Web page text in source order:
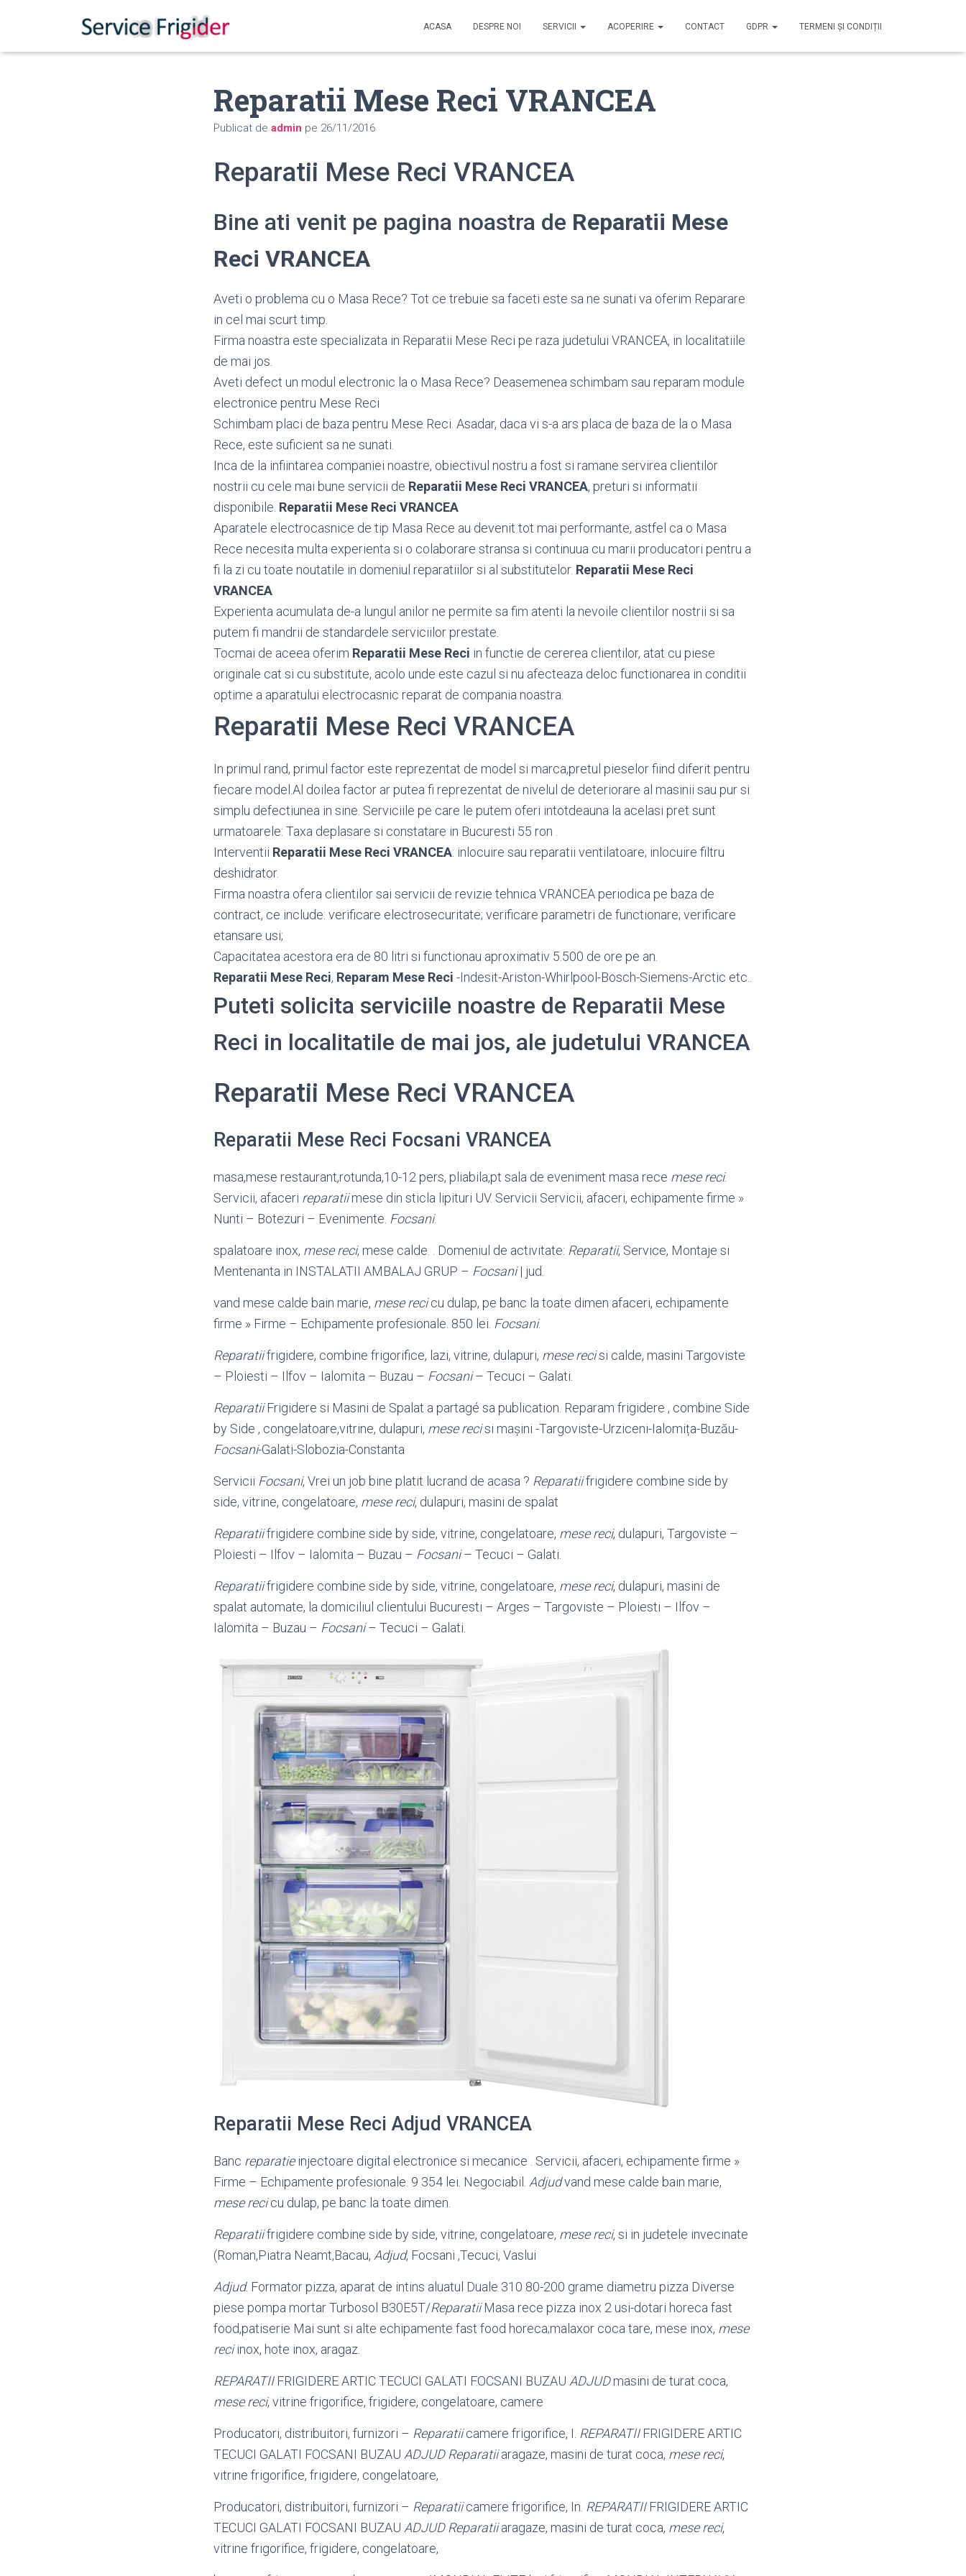
ACASA DESPRE NOI SERVICII ACOPERIRE CONTACT GDPR TERMENI ȘI CONDIȚII
Reparatii Mese Reci VRANCEA
Publicat de admin pe 26/11/2016
Reparatii Mese Reci VRANCEA
Bine ati venit pe pagina noastra de Reparatii Mese
Reci VRANCEA
Aveti o problema cu o Masa Rece? Tot ce trebuie sa faceti este sa ne sunati va oferim Reparare
in cel mai scurt timp.
Firma noastra este specializata in Reparatii Mese Reci pe raza judetului VRANCEA, in localitatiile
de mai jos.
Aveti defect un modul electronic la o Masa Rece? Deasemenea schimbam sau reparam module
electronice pentru Mese Reci
Schimbam placi de baza pentru Mese Reci. Asadar, daca vi s-a ars placa de baza de la o Masa
Rece, este suficient sa ne sunati.
Inca de la infiintarea companiei noastre, obiectivul nostru a fost si ramane servirea clientilor
nostrii cu cele mai bune servicii de Reparatii Mese Reci VRANCEA, preturi si informatii
disponibile. Reparatii Mese Reci VRANCEA
Aparatele electrocasnice de tip Masa Rece au devenit tot mai performante, astfel ca o Masa
Rece necesita multa experienta si o colaborare stransa si continuua cu marii producatori pentru a
fi la zi cu toate noutatile in domeniul reparatiilor si al substitutelor. Reparatii Mese Reci
VRANCEA
Experienta acumulata de-a lungul anilor ne permite sa fim atenti la nevoile clientilor nostrii si sa
putem fi mandrii de standardele serviciilor prestate.
Tocmai de aceea oferim Reparatii Mese Reci in functie de cererea clientilor, atat cu piese
originale cat si cu substitute, acolo unde este cazul si nu afecteaza deloc functionarea in conditii
optime a aparatului electrocasnic reparat de compania noastra.
Reparatii Mese Reci VRANCEA
In primul rand, primul factor este reprezentat de model si marca,pretul pieselor fiind diferit pentru
fiecare model.Al doilea factor ar putea fi reprezentat de nivelul de deteriorare al masinii sau pur si
simplu defectiunea in sine. Serviciile pe care le putem oferi intotdeauna la acelasi pret sunt
urmatoarele: Taxa deplasare si constatare in Bucuresti 55 ron .
Interventii Reparatii Mese Reci VRANCEA: inlocuire sau reparatii ventilatoare; inlocuire filtru
deshidrator.
Firma noastra ofera clientilor sai servicii de revizie tehnica VRANCEA periodica pe baza de
contract, ce include: verificare electrosecuritate; verificare parametri de functionare; verificare
etansare usi;
Capacitatea acestora era de 80 litri si functionau aproximativ 5.500 de ore pe an.
Reparatii Mese Reci, Reparam Mese Reci -Indesit-Ariston-Whirlpool-Bosch-Siemens-Arctic etc..
Puteti solicita serviciile noastre de Reparatii Mese
Reci in localitatile de mai jos, ale judetului VRANCEA
Reparatii Mese Reci VRANCEA
Reparatii Mese Reci Focsani VRANCEA
masa,mese restaurant,rotunda,10-12 pers, pliabila,pt sala de eveniment masa rece mese reci.
Servicii, afaceri reparatiimese din sticla lipituri UV. Servicii Servicii, afaceri, echipamente firme »
Nunti – Botezuri – Evenimente. Focsani.
spalatoare inox, mese reci, mese calde. . Domeniul de activitate: Reparatii, Service, Montaje si
Mentenanta in INSTALATII AMBALAJ GRUP – Focsani| jud.
vand mese calde bain marie, mese recicu dulap, pe banc la toate dimen afaceri, echipamente
firme » Firme – Echipamente profesionale. 850 lei. Focsani.
Reparatiifrigidere, combine frigorifice, lazi, vitrine, dulapuri, mese recisi calde, masini Targoviste
– Ploiesti – Ilfov – Ialomita – Buzau – Focsani– Tecuci – Galati.
ReparatiiFrigidere si Masini de Spalat a partagé sa publication. Reparam frigidere , combine Side
by Side , congelatoare,vitrine, dulapuri, mese recisi mașini -Targoviste-Urziceni-Ialomița-Buzău-
Focsani-Galati-Slobozia-Constanta
Servicii Focsani, Vrei un job bine platit lucrand de acasa ? Reparatiifrigidere combine side by
side, vitrine, congelatoare, mese reci, dulapuri, masini de spalat
Reparatiifrigidere combine side by side, vitrine, congelatoare, mese reci, dulapuri, Targoviste –
Ploiesti – Ilfov – Ialomita – Buzau – Focsani– Tecuci – Galati.
Reparatiifrigidere combine side by side, vitrine, congelatoare, mese reci, dulapuri, masini de
spalat automate, la domiciliul clientului Bucuresti – Arges – Targoviste – Ploiesti – Ilfov –
Ialomita – Buzau – Focsani– Tecuci – Galati.
Reparatii Mese Reci Adjud VRANCEA
Banc reparatieinjectoare digital electronice si mecanice . Servicii, afaceri, echipamente firme »
Firme – Echipamente profesionale. 9 354 lei. Negociabil. Adjudvand mese calde bain marie,
mese recicu dulap, pe banc la toate dimen
Reparatiifrigidere combine side by side, vitrine, congelatoare, mese reci, si in judetele invecinate
(Roman,Piatra Neamt,Bacau, Adjud, Focsani ,Tecuci, Vaslui
Adjud. Formator pizza, aparat de intins aluatul Duale 310 80-200 grame diametru pizza Diverse
piese pompa mortar Turbosol B30E5T/ReparatiiMasa rece pizza inox 2 usi-dotari horeca fast
food,patiserie Mai sunt si alte echipamente fast food horeca;malaxor coca tare, mese inox, mese
reciinox, hote inox, aragaz.
REPARATIIFRIGIDERE ARTIC TECUCI GALATI FOCSANI BUZAU ADJUDmasini de turat coca,
mese reci, vitrine frigorifice, frigidere, congelatoare, camere
Producatori, distribuitori, furnizori – Reparatiicamere frigorifice, I. REPARATIIFRIGIDERE ARTIC
TECUCI GALATI FOCSANI BUZAU ADJUD Reparatiiaragaze, masini de turat coca, mese reci,
vitrine frigorifice, frigidere, congelatoare,
Producatori, distribuitori, furnizori – Reparatiicamere frigorifice, In. REPARATIIFRIGIDERE ARTIC
TECUCI GALATI FOCSANI BUZAU ADJUD Reparatiiaragaze, masini de turat coca, mese reci,
vitrine frigorifice, frigidere, congelatoare,